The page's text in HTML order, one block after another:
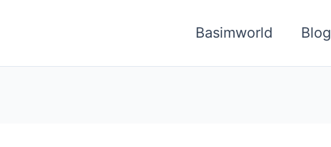
Basimworld Blog